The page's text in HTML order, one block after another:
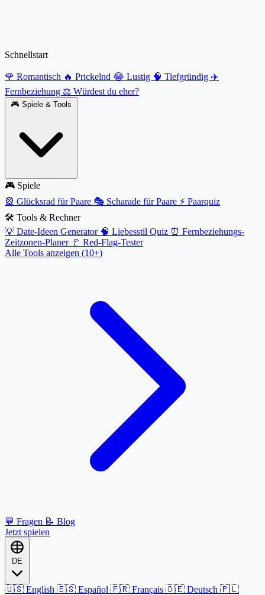
Schnellstart
🌹 Romantisch 🔥 Prickelnd 😂 Lustig 🧠 Tiefgründig ✈️
Fernbeziehung ⚖️ Würdest du eher?
🎮 Spiele & Tools
🎮 Spiele
🎡 Glücksrad für Paare 🎭 Scharade für Paare ⚡ Paarquiz
🛠️ Tools & Rechner
💡 Date-Ideen Generator 🧠 Liebesstil Quiz ⏰ Fernbeziehungs-
Zeitzonen-Planer 🚩 Red-Flag-Tester
Alle Tools anzeigen (10+)
💬 Fragen 📝 Blog
Jetzt spielen
DE
🇺🇸 English 🇪🇸 Español 🇫🇷 Français 🇩🇪 Deutsch 🇵🇱